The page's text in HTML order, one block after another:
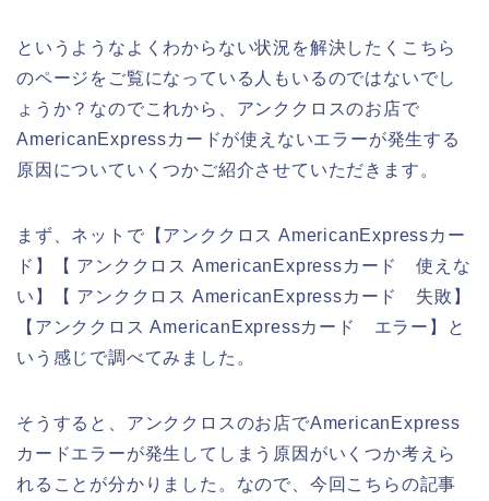
というようなよくわからない状況を解決したくこちら
のページをご覧になっている人もいるのではないでし
ょうか？なのでこれから、アンククロスのお店で
AmericanExpressカードが使えないエラーが発生する
原因についていくつかご紹介させていただきます。
まず、ネットで【アンククロス AmericanExpressカー
ド】【 アンククロス AmericanExpressカード 使えな
い】【 アンククロス AmericanExpressカード 失敗】
【アンククロス AmericanExpressカード エラー】と
いう感じで調べてみました。
そうすると、アンククロスのお店でAmericanExpress
カードエラーが発生してしまう原因がいくつか考えら
れることが分かりました。なので、今回こちらの記事